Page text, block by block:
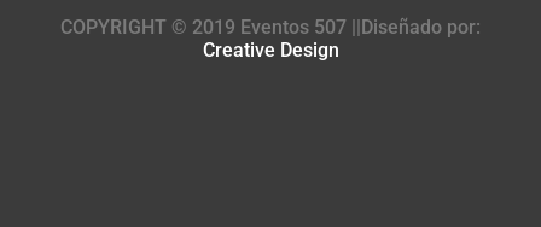
COPYRIGHT © 2019 Eventos 507 ||Diseñado por:
Creative Design